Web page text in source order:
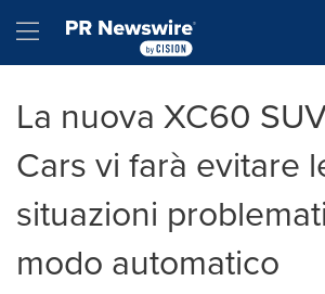
Hamburger menu
La nuova XC60
Cars vi farà evitare
situazioni
modo automatico